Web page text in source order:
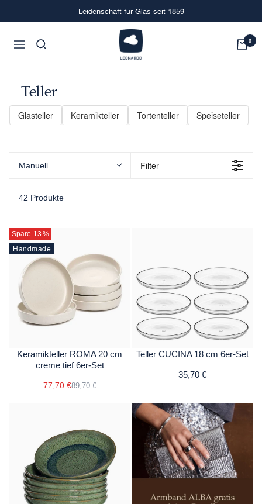
zum
Leidenschaft für Glas seit 1859
Navigation
LEONARDO
Onlineshop
0
Teller
Glasteller Keramikteller Tortenteller Speiseteller
Manuell Filter
42 Produkte
Spare 13 %
Handmade
Keramikteller ROMA 20 cm
creme tief 6er-Set
77,70 €89,70 €
Teller CUCINA 18 cm 6er-Set
35,70 €